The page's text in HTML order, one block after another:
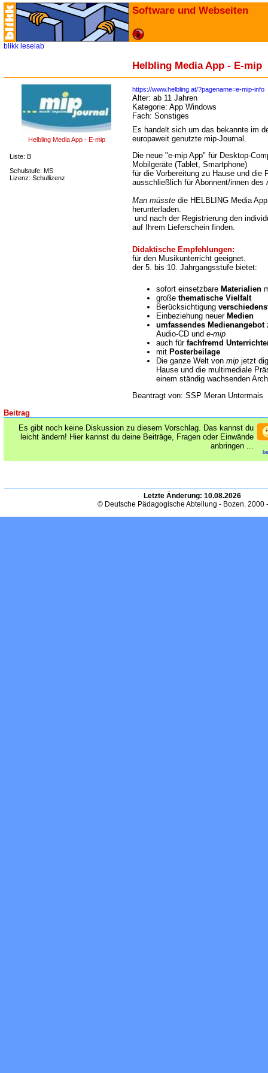
Software und Webseiten
blikk leselab
Helbling Media App - E-mip
Helbling Media App - E-mip
Liste: B
Schulstufe: MS
Lizenz: Schullizenz
https://www.helbling.at/?pagename=e-mip-info
Alter: ab 11 Jahren
Kategorie: App Windows
Fach: Sonstiges
Es handelt sich um das bekannte im
europaweit genutzte mip-Journal.
Die neue "e-mip App" für Desktop-
Mobilgeräte (Tablet, Smartphone)
für die Vorbereitung zu Hause und die
ausschließlich für Abonnent/innen des
Man müsste die HELBLING Media
herunterladen.
und nach der Registrierung den
auf Ihrem Lieferschein finden.
Didaktische Empfehlungen:
für den Musikunterricht geeignet.
der 5. bis 10. Jahrgangsstufe bietet:
sofort einsetzbare Materialien
große thematische Vielfalt
Berücksichtigung
Einbeziehung neuer Medien
umfassendes Medienangebot
Audio-CD und e-mip
auch für fachfremd
mit Posterbeilage
Die ganze Welt von mip jetzt
Hause und die multimediale
einem ständig wachsenden
Beantragt von: SSP Meran Untermais
Beitrag
Es gibt noch keine Diskussion zu diesem Vorschlag. Das kannst du
leicht ändern! Hier kannst du deine Beiträge, Fragen oder Einwände
anbringen ...
Letzte Änderung: 10.08.2026
© Deutsche Pädagogische Abteilung - Bozen. 2000